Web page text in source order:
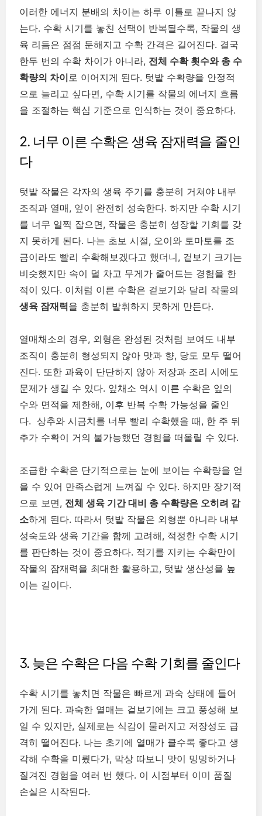
이러한 에너지 분배의 차이는 하루 이틀로 끝나지 않
는다. 수확 시기를 놓친 선택이 반복될수록, 작물의 생
육 리듬은 점점 둔해지고 수확 간격은 길어진다. 결국
한두 번의 수확 차이가 아니라, 전체 수확 횟수와 총 수
확량의 차이로 이어지게 된다. 텃밭 수확량을 안정적
으로 늘리고 싶다면, 수확 시기를 작물의 에너지 흐름
을 조절하는 핵심 기준으로 인식하는 것이 중요하다.
2. 너무 이른 수확은 생육 잠재력을 줄인
다
텃밭 작물은 각자의 생육 주기를 충분히 거쳐야 내부
조직과 열매, 잎이 완전히 성숙한다. 하지만 수확 시기
를 너무 일찍 잡으면, 작물은 충분히 성장할 기회를 갖
지 못하게 된다. 나는 초보 시절, 오이와 토마토를 조
금이라도 빨리 수확해보겠다고 했더니, 겉보기 크기는
비슷했지만 속이 덜 차고 무게가 줄어드는 경험을 한
적이 있다. 이처럼 이른 수확은 겉보기와 달리 작물의
생육 잠재력을 충분히 발휘하지 못하게 만든다.
열매채소의 경우, 외형은 완성된 것처럼 보여도 내부
조직이 충분히 형성되지 않아 맛과 향, 당도 모두 떨어
진다. 또한 과육이 단단하지 않아 저장과 조리 시에도
문제가 생길 수 있다. 잎채소 역시 이른 수확은 잎의
수와 면적을 제한해, 이후 반복 수확 가능성을 줄인
다. 상추와 시금치를 너무 빨리 수확했을 때, 한 주 뒤
추가 수확이 거의 불가능했던 경험을 떠올릴 수 있다.
조급한 수확은 단기적으로는 눈에 보이는 수확량을 얻
을 수 있어 만족스럽게 느껴질 수 있다. 하지만 장기적
으로 보면, 전체 생육 기간 대비 총 수확량은 오히려 감
소하게 된다. 따라서 텃밭 작물은 외형뿐 아니라 내부
성숙도와 생육 기간을 함께 고려해, 적정한 수확 시기
를 판단하는 것이 중요하다. 적기를 지키는 수확만이
작물의 잠재력을 최대한 활용하고, 텃밭 생산성을 높
이는 길이다.
3. 늦은 수확은 다음 수확 기회를 줄인다
수확 시기를 놓치면 작물은 빠르게 과숙 상태에 들어
가게 된다. 과숙한 열매는 겉보기에는 크고 풍성해 보
일 수 있지만, 실제로는 식감이 물러지고 저장성도 급
격히 떨어진다. 나는 초기에 열매가 클수록 좋다고 생
각해 수확을 미뤘다가, 막상 따보니 맛이 밍밍하거나
질겨진 경험을 여러 번 했다. 이 시점부터 이미 품질
손실은 시작된다.